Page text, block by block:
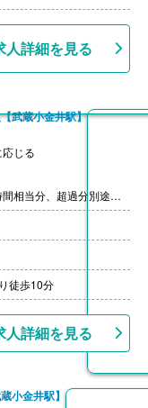
人詳細を見る
武蔵小金井駅】
じる
相当分、超過分別途支
) ※評価・業績によって
処遇改善金等（各60,00
徒歩10分
人詳細を見る
小金井駅】